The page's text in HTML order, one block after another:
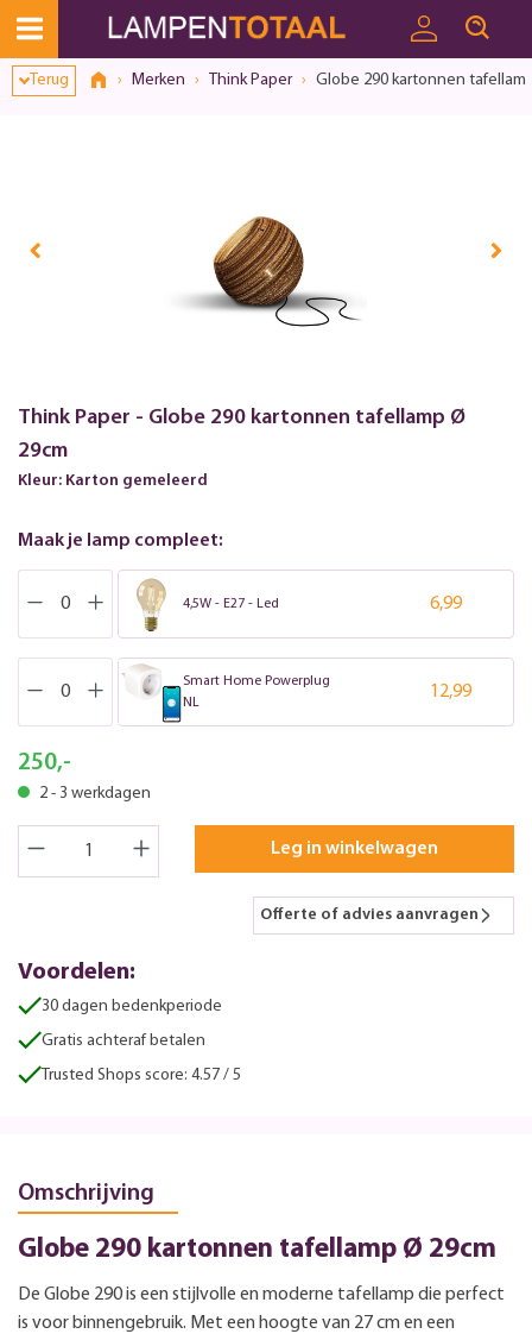
Terug Merken Think Paper Globe 290 kartonnen
Think Paper - Globe 290 kartonnen tafellamp Ø
29cm
Kleur: Karton gemeleerd
Maak je lamp compleet:
4,5W - E27 - Led 6,99
Smart Home Powerplug
NL
12,99
250,-
2 - 3 werkdagen
Leg in winkelwagen
Offerte of advies aanvragen
Voordelen:
30 dagen bedenkperiode
Gratis achteraf betalen
Trusted Shops score: 4.57 / 5
Omschrijving
Globe 290 kartonnen tafellamp Ø 29cm
De Globe 290 is een stijlvolle en moderne tafellamp die perfect
is voor binnengebruik. Met een hoogte van 27 cm en een